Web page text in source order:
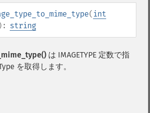
( int
string
は IMAGETYPE 定数で指
を取得します。